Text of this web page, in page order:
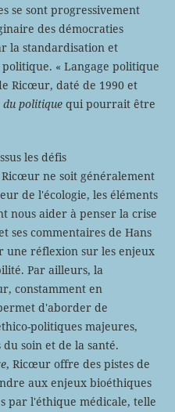
se sont progressivement
des démocraties
la standardisation et
« Langage politique
Ricœur, daté de 1990 et
politiquequi pourrait être
les défis
ne soit généralement
de l'écologie, les éléments
nous aider à penser la crise
ses commentaires de Hans
une réflexion sur les enjeux
Par ailleurs, la
constamment en
d'aborder de
politiques majeures,
soin et de la santé.
, Ricœur offre des pistes de
aux enjeux bioéthiques
par l'éthique médicale, telle